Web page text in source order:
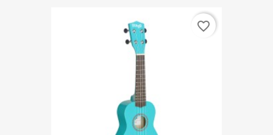
favorite_border